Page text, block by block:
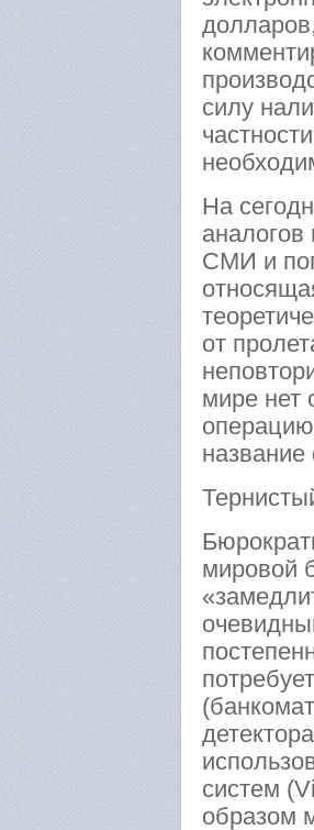
силу
На
СМИ и
от
мире нет
мировой
систем
образом